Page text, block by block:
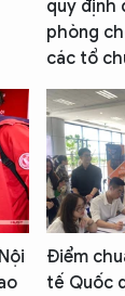
quy định
phòng
các tổ
Điểm
tế Quốc